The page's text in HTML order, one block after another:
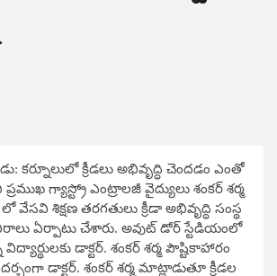
కర్నూలులో క్రీడలు అభివృద్ధి చెందడం ఎంతో
గ్యాస్ట్రో ఎంట్రాలజీ వైద్యులు శంకర్ శర్మ
వేసవి శిక్షణ తరగతులు క్రీడా అభివృద్ధి సంస్థ
ఏర్పాటు చేశారు. అవుట్ డోర్ స్టేడియంలో
విద్యార్థులకు డాక్టర్. శంకర్ శర్మ పౌష్టికాహారం
డాక్టర్. శంకర్ శర్మ మాట్లాడుతూ క్రీడల